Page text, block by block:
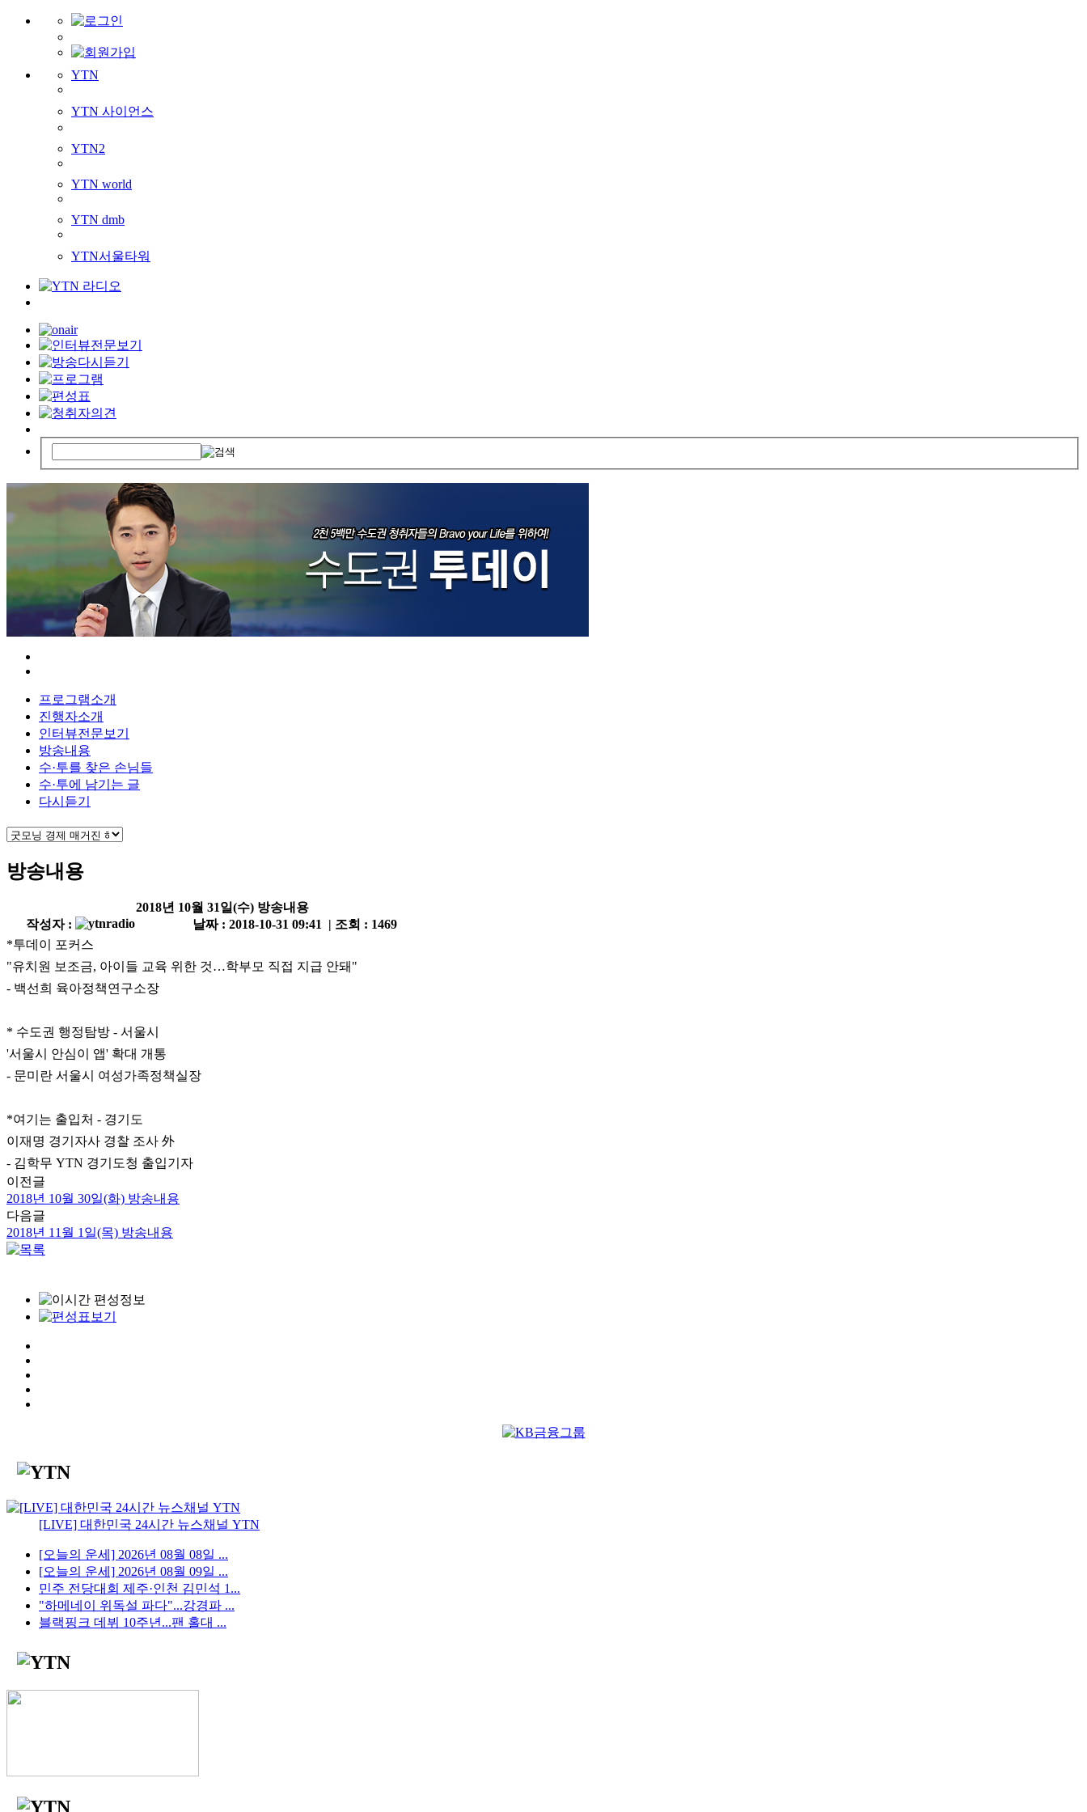
YTN
YTN 사이언스
YTN2
YTN world
YTN dmb
YTN서울타워
프로그램소개
진행자소개
인터뷰전문보기
방송내용
수·투를 찾은 손님들
수·투에 남기는 글
다시듣기
방송내용
2018년 10월 31일(수) 방송내용
작성자 :
날짜 : 2018-10-31 09:41 | 조회 : 1469
*투데이 포커스
"유치원 보조금, 아이들 교육 위한 것…학부모 직접 지급 안돼"
- 백선희 육아정책연구소장
* 수도권 행정탐방 - 서울시
'서울시 안심이 앱' 확대 개통
- 문미란 서울시 여성가족정책실장
*여기는 출입처 - 경기도
이재명 경기자사 경찰 조사 外
- 김학무 YTN 경기도청 출입기자
이전글
2018년 10월 30일(화) 방송내용
다음글
2018년 11월 1일(목) 방송내용
[LIVE] 대한민국 24시간 뉴스채널 YTN
[오늘의 운세] 2026년 08월 08일 ...
[오늘의 운세] 2026년 08월 09일 ...
민주 전당대회 제주·인천 김민석 1...
"하메네이 위독설 파다"...강경파 ...
블랙핑크 데뷔 10주년...팬 홀대 ...